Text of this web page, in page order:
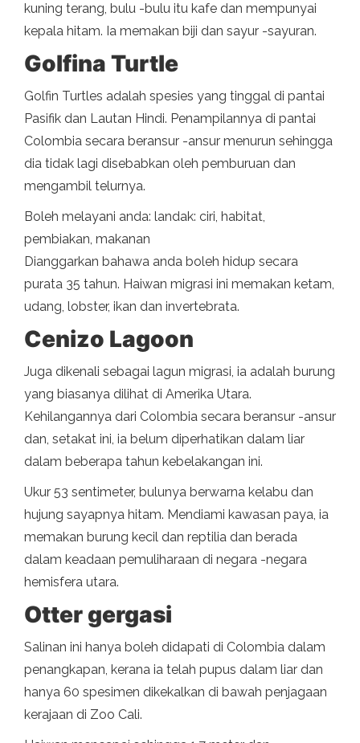
kuning terang, bulu -bulu itu kafe dan mempunyai
kepala hitam. Ia memakan biji dan sayur -sayuran.
Golfina Turtle
Golfin Turtles adalah spesies yang tinggal di pantai
Pasifik dan Lautan Hindi. Penampilannya di pantai
Colombia secara beransur -ansur menurun sehingga
dia tidak lagi disebabkan oleh pemburuan dan
mengambil telurnya.
Boleh melayani anda: landak: ciri, habitat,
pembiakan, makanan
Dianggarkan bahawa anda boleh hidup secara
purata 35 tahun. Haiwan migrasi ini memakan ketam,
udang, lobster, ikan dan invertebrata.
Cenizo Lagoon
Juga dikenali sebagai lagun migrasi, ia adalah burung
yang biasanya dilihat di Amerika Utara.
Kehilangannya dari Colombia secara beransur -ansur
dan, setakat ini, ia belum diperhatikan dalam liar
dalam beberapa tahun kebelakangan ini.
Ukur 53 sentimeter, bulunya berwarna kelabu dan
hujung sayapnya hitam. Mendiami kawasan paya, ia
memakan burung kecil dan reptilia dan berada
dalam keadaan pemuliharaan di negara -negara
hemisfera utara.
Otter gergasi
Salinan ini hanya boleh didapati di Colombia dalam
penangkapan, kerana ia telah pupus dalam liar dan
hanya 60 spesimen dikekalkan di bawah penjagaan
kerajaan di Zoo Cali.